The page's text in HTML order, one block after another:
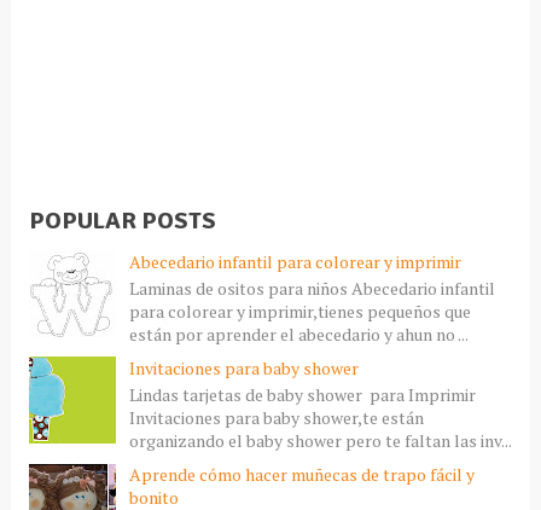
POPULAR POSTS
Abecedario infantil para colorear y imprimir
Laminas de ositos para niños Abecedario infantil
para colorear y imprimir,tienes pequeños que
están por aprender el abecedario y ahun no ...
Invitaciones para baby shower
Lindas tarjetas de baby shower para Imprimir
Invitaciones para baby shower,te están
organizando el baby shower pero te faltan las inv...
Aprende cómo hacer muñecas de trapo fácil y
bonito